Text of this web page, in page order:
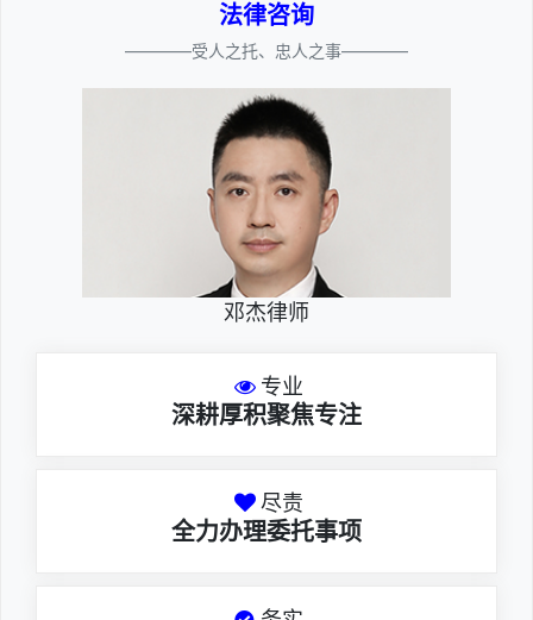
法律咨询
————受人之托、忠人之事————
邓杰律师
专业
深耕厚积聚焦专注
尽责
全力办理委托事项